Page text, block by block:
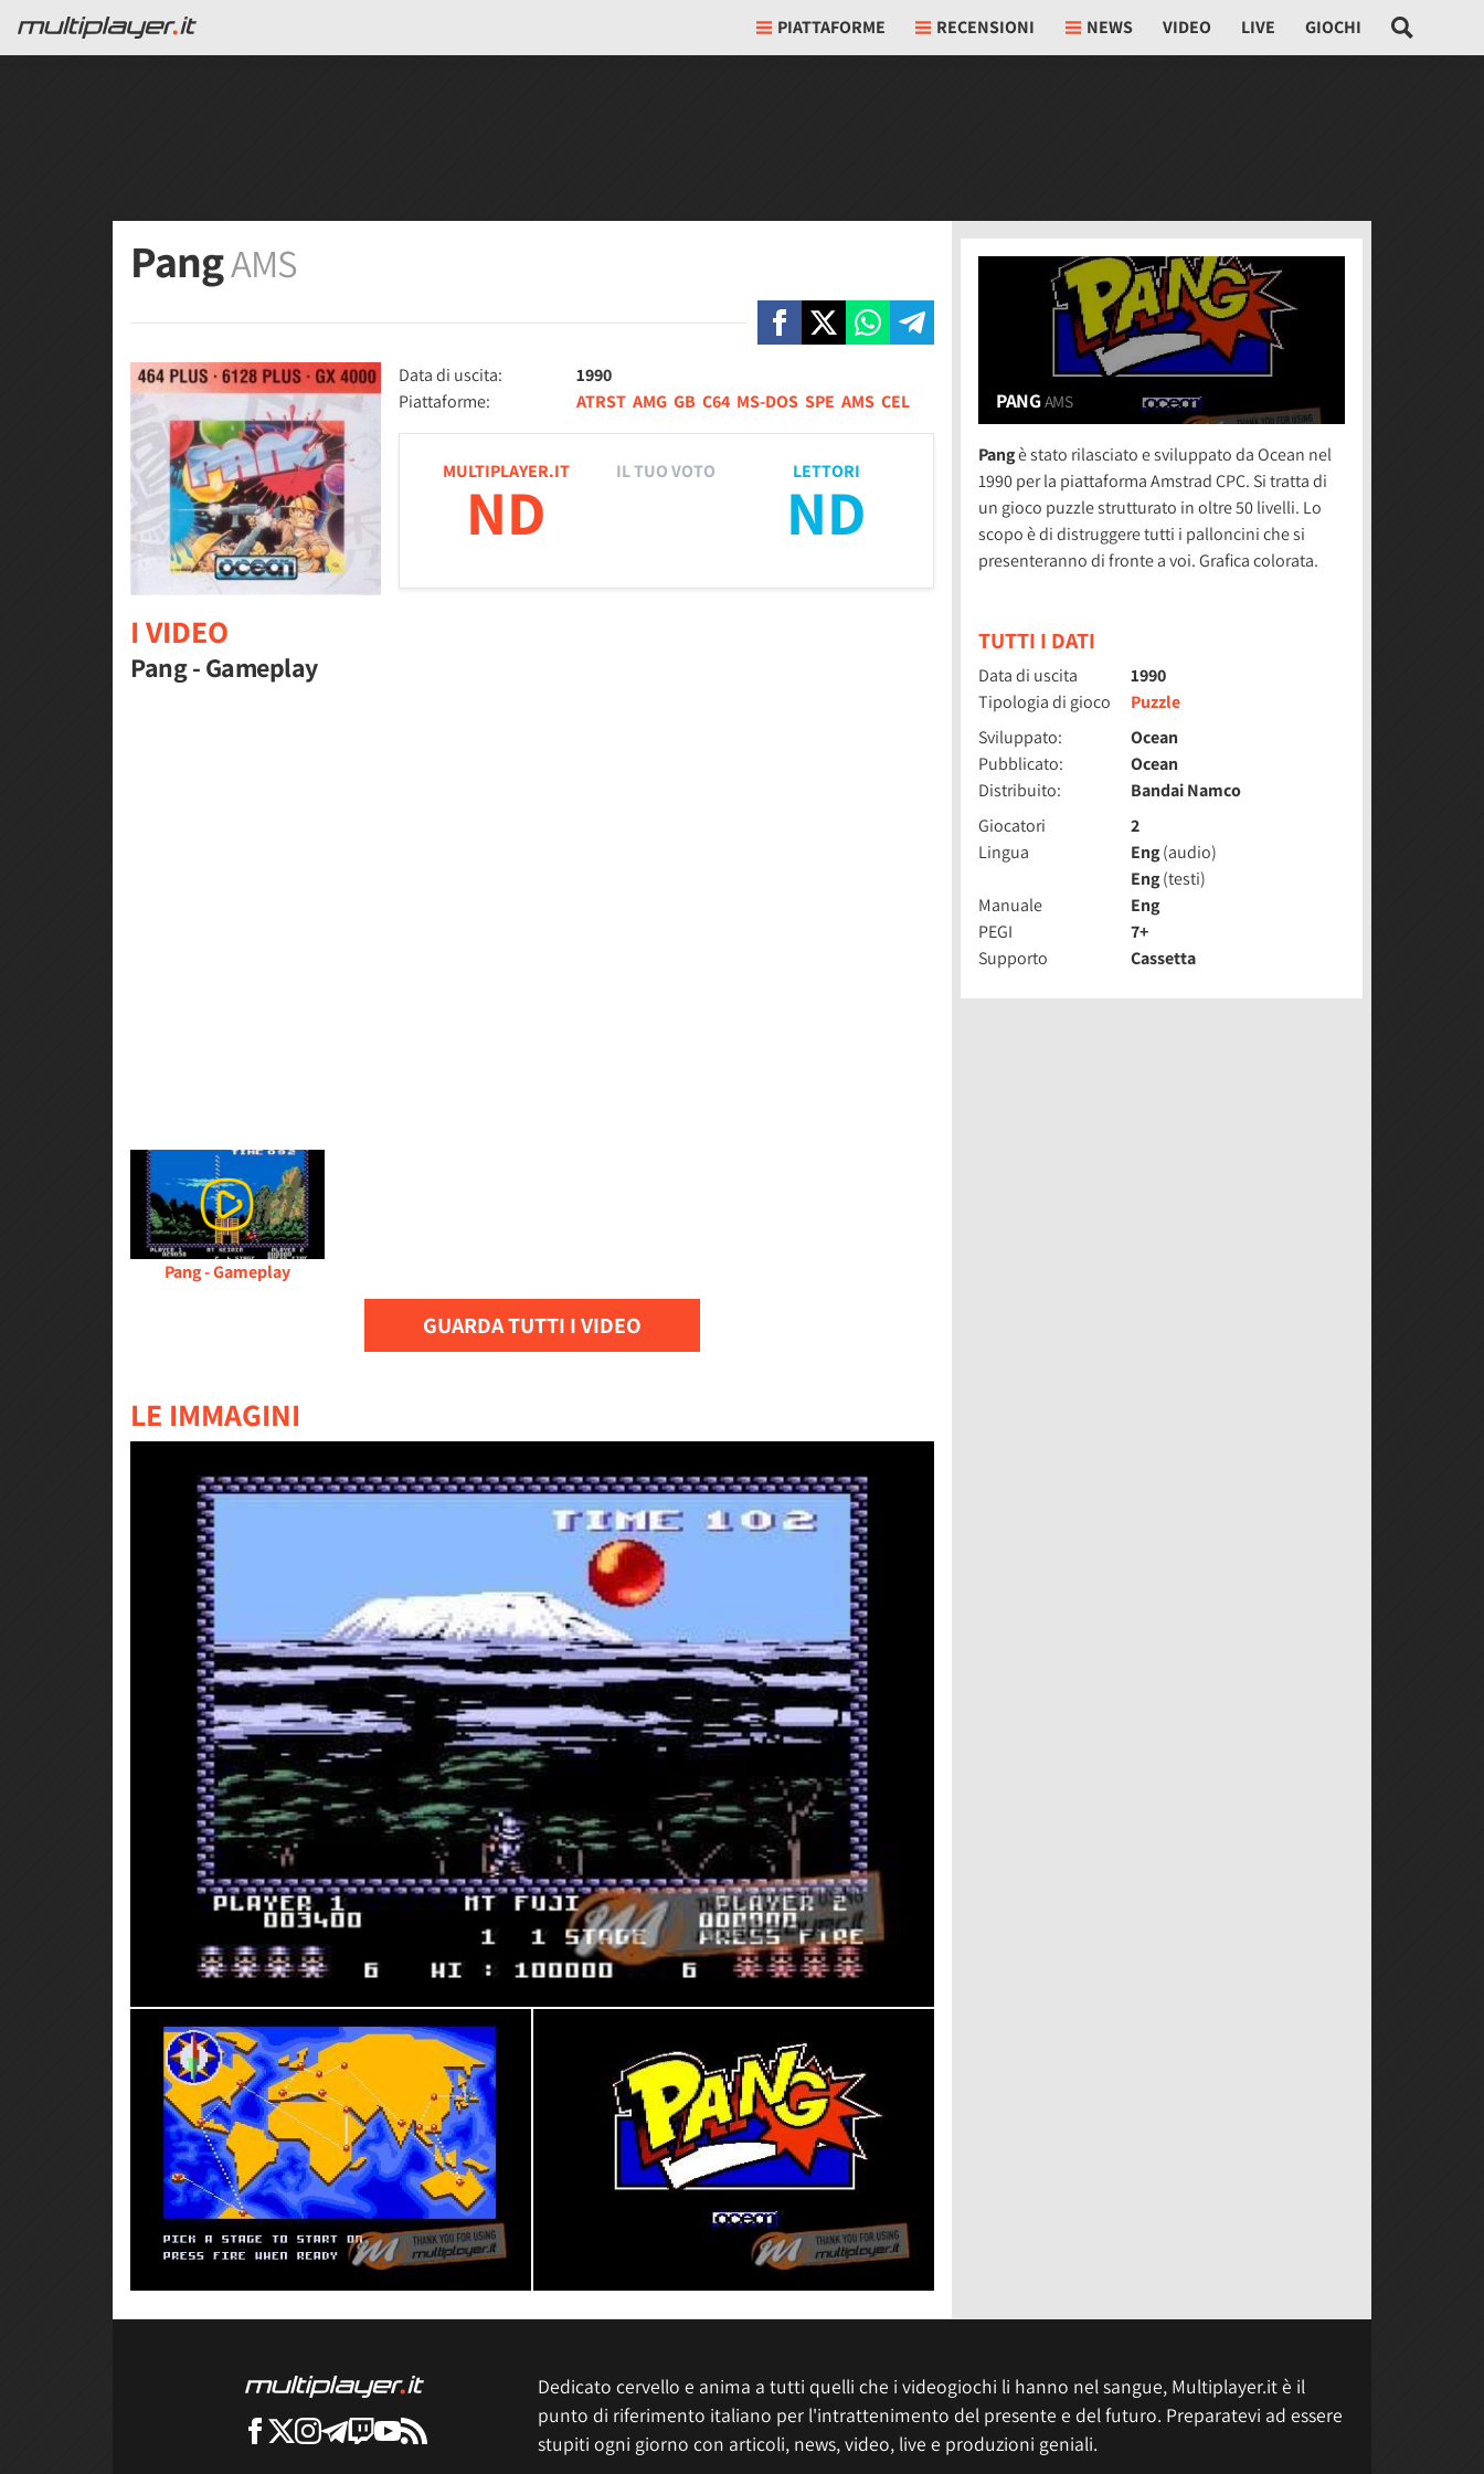
PIATTAFORME RECENSIONI NEWS VIDEO LIVE GIOCHI
PangAMS
Data di uscita:
1990
Piattaforme:
ATRST AMG GB C64 MS-DOS SPE AMS CEL
MULTIPLAYER.IT
ND
LETTORI
ND
IL TUO VOTO
I VIDEO
Pang - Gameplay
Pang - Gameplay
GUARDA TUTTI I VIDEO
LE IMMAGINI
PANGAMS
Pangè stato rilasciato e sviluppato da Ocean nel
1990 per la piattaforma Amstrad CPC. Si tratta di
un gioco puzzle strutturato in oltre 50 livelli. Lo
scopo è di distruggere tutti i palloncini che si
presenteranno di fronte a voi. Grafica colorata.
TUTTI I DATI
Data di uscita
1990
Tipologia di gioco
Puzzle
Sviluppato:
Ocean
Pubblicato:
Ocean
Distribuito:
Bandai Namco
Giocatori
2
Lingua
Eng(audio)
Eng(testi)
Manuale
Eng
PEGI
7+
Supporto
Cassetta
Dedicato cervello e anima a tutti quelli che i videogiochi li hanno nel sangue, Multiplayer.it è il
punto di riferimento italiano per l'intrattenimento del presente e del futuro. Preparatevi ad essere
stupiti ogni giorno con articoli, news, video, live e produzioni geniali.